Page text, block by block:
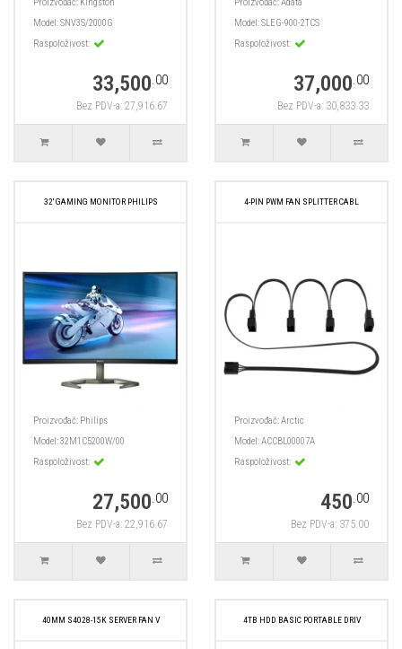
Proizvođač: Kingston
Model:SNV3S/2000G
Raspoloživost:
33,500.00
Bez PDV-a: 27,916.67
Proizvođač:Adata
Model:SLEG-900-2TCS
Raspoloživost:
37,000.00
Bez PDV-a: 30,833.33
32' GAMING MONITOR PHILIPS
Proizvođač: Philips
Model:32M1C5200W/00
Raspoloživost:
27,500.00
Bez PDV-a: 22,916.67
4-PIN PWM FAN SPLITTER CABL
Proizvođač:Arctic
Model:ACCBL00007A
Raspoloživost:
450.00
Bez PDV-a: 375.00
40MM S4028-15K SERVER FAN V 4TB HDD BASIC PORTABLE DRIV